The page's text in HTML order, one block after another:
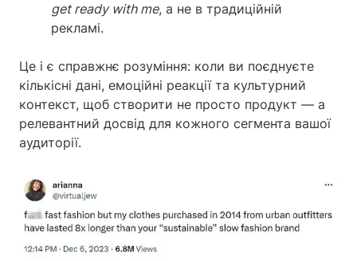
get ready with me, а не в традиційній
рекламі.
Це і є справжнє розуміння: коли ви поєднуєте
кількісні дані, емоційні реакції та культурний
контекст, щоб створити не просто продукт — а
релевантний досвід для кожного сегмента вашої
аудиторії.